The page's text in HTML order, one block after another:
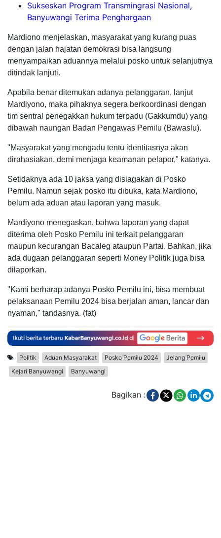
Sukseskan Program Transmingrasi Nasional,
Banyuwangi Terima Penghargaan
Mardiono menjelaskan, masyarakat yang kurang puas
dengan jalan hajatan demokrasi bisa langsung
menyampaikan aduannya melalui posko untuk selanjutnya
ditindak lanjuti.
Apabila benar ditemukan adanya pelanggaran, lanjut
Mardiyono, maka pihaknya segera berkoordinasi dengan
tim sentral penegakkan hukum terpadu (Gakkumdu) yang
dibawah naungan Badan Pengawas Pemilu (Bawaslu).
"Masyarakat yang mengadu tentu identitasnya akan
dirahasiakan, demi menjaga keamanan pelapor," katanya.
Setidaknya ada 10 jaksa yang disiagakan di Posko
Pemilu. Namun sejak posko itu dibuka, kata Mardiono,
belum ada aduan atau laporan yang masuk.
Mardiyono menegaskan, bahwa laporan yang dapat
diterima oleh Posko Pemilu ini terkait pelanggaran
maupun kecurangan Bacaleg ataupun Partai. Bahkan, jika
ada dugaan pelanggaran seperti Money Politik juga bisa
dilaporkan.
"Kami berharap adanya Posko Pemilu ini, bisa membuat
pelaksanaan Pemilu 2024 bisa berjalan aman, lancar dan
nyaman," tandasnya. (fat)
Politik Aduan Masyarakat Posko Pemilu 2024
Jelang Pemilu
Kejari Banyuwangi
Banyuwangi
Bagikan :